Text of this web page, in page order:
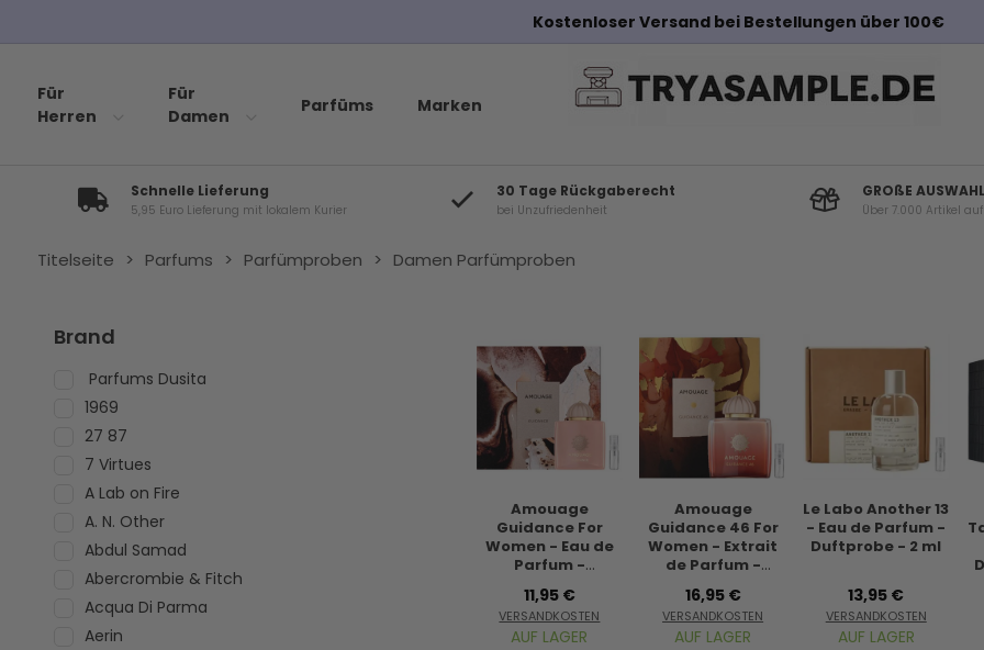
Für
Herren
Für
Damen
Parfüms Marken
Schnelle Lieferung
5,95 Euro Lieferung mit lokalem Kurier
30 Tage Rückgaberecht
bei Unzufriedenheit
GROßE AUSWAHL
Über 7.000 Artikel
Titelseite > Parfums > Parfümproben > Damen Parfümproben
Brand
Parfums Dusita
1969
27 87
7 Virtues
A Lab on Fire
A. N. Other
Abdul Samad
Abercrombie & Fitch
Acqua Di Parma
Aerin
Amouage
Guidance For
Women - Eau de
Parfum -
Duftprobe - 2 ml
11,95 €
VERSANDKOSTEN
AUF LAGER
Amouage
Guidance 46 For
Women - Extrait
de Parfum -
Duftprobe - 2 ml
16,95 €
VERSANDKOSTEN
AUF LAGER
Le Labo Another 13
- Eau de Parfum -
Duftprobe - 2 ml
13,95 €
VERSANDKOSTEN
AUF LAGER